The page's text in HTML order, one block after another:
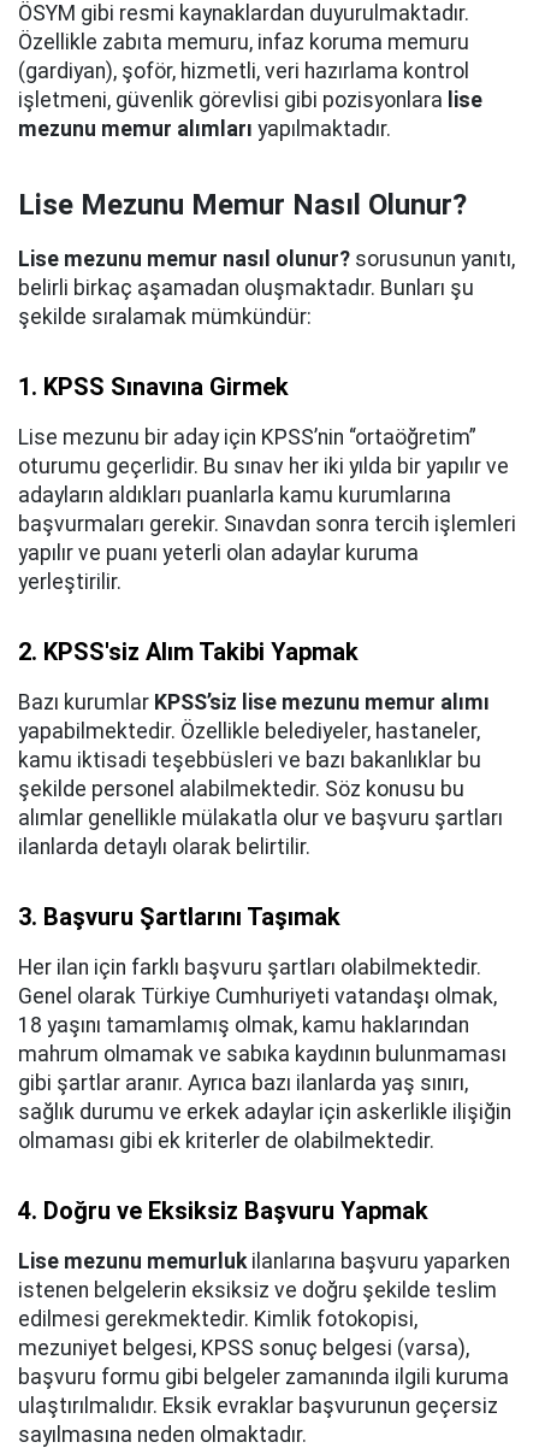
ÖSYM gibi resmi kaynaklardan duyurulmaktadır.
Özellikle zabıta memuru, infaz koruma memuru
(gardiyan), şoför, hizmetli, veri hazırlama kontrol
işletmeni, güvenlik görevlisi gibi pozisyonlara lise
mezunu memur alımları yapılmaktadır.
Lise Mezunu Memur Nasıl Olunur?
Lise mezunu memur nasıl olunur? sorusunun yanıtı,
belirli birkaç aşamadan oluşmaktadır. Bunları şu
şekilde sıralamak mümkündür:
1. KPSS Sınavına Girmek
Lise mezunu bir aday için KPSS’nin “ortaöğretim”
oturumu geçerlidir. Bu sınav her iki yılda bir yapılır ve
adayların aldıkları puanlarla kamu kurumlarına
başvurmaları gerekir. Sınavdan sonra tercih işlemleri
yapılır ve puanı yeterli olan adaylar kuruma
yerleştirilir.
2. KPSS'siz Alım Takibi Yapmak
Bazı kurumlar KPSS’siz lise mezunu memur alımı
yapabilmektedir. Özellikle belediyeler, hastaneler,
kamu iktisadi teşebbüsleri ve bazı bakanlıklar bu
şekilde personel alabilmektedir. Söz konusu bu
alımlar genellikle mülakatla olur ve başvuru şartları
ilanlarda detaylı olarak belirtilir.
3. Başvuru Şartlarını Taşımak
Her ilan için farklı başvuru şartları olabilmektedir.
Genel olarak Türkiye Cumhuriyeti vatandaşı olmak,
18 yaşını tamamlamış olmak, kamu haklarından
mahrum olmamak ve sabıka kaydının bulunmaması
gibi şartlar aranır. Ayrıca bazı ilanlarda yaş sınırı,
sağlık durumu ve erkek adaylar için askerlikle ilişiğin
olmaması gibi ek kriterler de olabilmektedir.
4. Doğru ve Eksiksiz Başvuru Yapmak
Lise mezunu memurlukilanlarına başvuru yaparken
istenen belgelerin eksiksiz ve doğru şekilde teslim
edilmesi gerekmektedir. Kimlik fotokopisi,
mezuniyet belgesi, KPSS sonuç belgesi (varsa),
başvuru formu gibi belgeler zamanında ilgili kuruma
ulaştırılmalıdır. Eksik evraklar başvurunun geçersiz
sayılmasına neden olmaktadır.